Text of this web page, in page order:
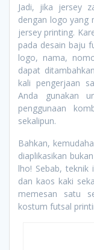
Jadi, jika jersey
dengan logo yang
jersey printing.
pada desain baju
logo, nama,
dapat
kali pengerjaan
Anda gunakan
penggunaan
sekalipun.
Bahkan,
diaplikasikan
lho! Sebab, teknik
dan kaos kaki
memesan satu
kostum futsal